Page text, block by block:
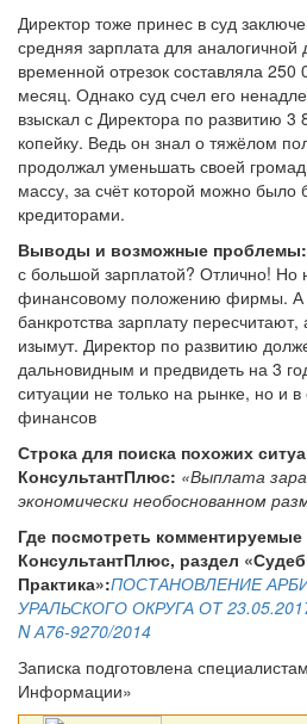
Директор тоже принес в суд
средняя зарплата для аналогичной
временной отрезок составляла
месяц. Однако суд счел его
взыскал с Директора по развитию 3
копейку. Ведь он знал о тяжёлом
продолжал уменьшать своей
массу, за счёт которой можно было
кредиторами.
Выводы и возможные проблемы:
с большой зарплатой? Отлично! Но
финансовому положению фирмы. А
банкротства зарплату
изымут. Директор по развитию
дальновидным и предвидеть на 3
ситуации не только на рынке, но и
финансов
Строка для поиска похожих
КонсультантПлюс: «Выплата
экономически необоснованном
Где посмотреть
КонсультантПлюс, раздел
Практика»:ПОСТАНОВЛЕНИЕ
УРАЛЬСКОГО ОКРУГА ОТ
N А76-9270/2014
Записка подготовлена
Информации»